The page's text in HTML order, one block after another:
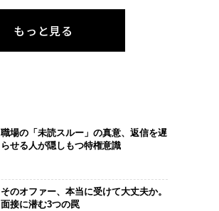
もっと見る
職場の「未読スルー」の真意、返信を遅
らせる人が隠しもつ特権意識
そのオファー、本当に受けて大丈夫か。
面接に潜む3つの罠